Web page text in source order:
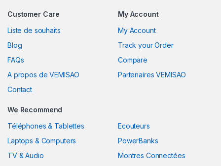
Customer Care
Liste de souhaits
Blog
FAQs
A propos de VEMISAO
Contact
My Account
My Account
Track your Order
Compare
Partenaires VEMISAO
We Recommend
Téléphones & Tablettes
Laptops & Computers
TV & Audio
Ecouteurs
PowerBanks
Montres Connectées